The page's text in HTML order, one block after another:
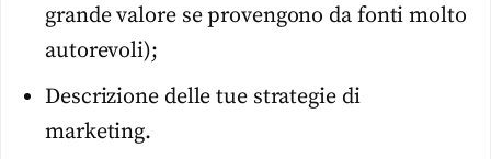
grande valore se provengono da fonti molto
autorevoli);
Descrizione delle tue strategie di
marketing.